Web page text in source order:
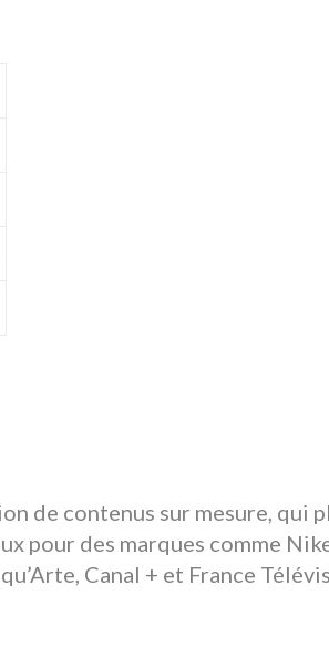
de contenus sur mesure,
des marques comme
Canal + et France